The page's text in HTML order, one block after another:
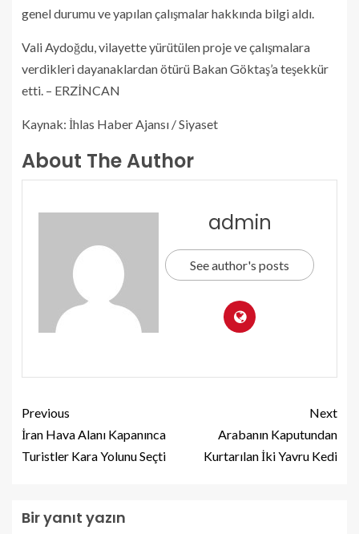
genel durumu ve yapılan çalışmalar hakkında bilgi aldı.
Vali Aydoğdu, vilayette yürütülen proje ve çalışmalara
verdikleri dayanaklardan ötürü Bakan Göktaş’a teşekkür
etti. – ERZİNCAN
Kaynak: İhlas Haber Ajansı / Siyaset
About The Author
admin
See author's posts
Previous
İran Hava Alanı Kapanınca
Turistler Kara Yolunu Seçti
Next
Arabanın Kaputundan
Kurtarılan İki Yavru Kedi
Bir yanıt yazın